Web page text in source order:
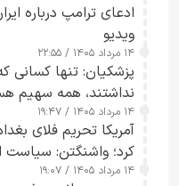
ادعای ترامپ درباره
ویدیو
۱۴ مرداد ۱۴۰۵ / ۲۲:۵۵
پزشکیان: تنها کسانی
نداشتند، همه سهیم
۱۴ مرداد ۱۴۰۵ / ۱۹:۴۷
آمریکا تحریم فلای
کرد؛ واشنگتن: سیاست
۱۴ مرداد ۱۴۰۵ / ۱۹:۰۷